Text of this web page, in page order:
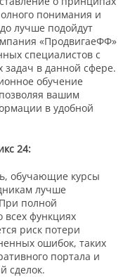
понимания и
лучше подойдут
«ПродвигаеФФ»
специалистов с
в данной сфере.
обучение
вашим
в удобной
24:
обучающие курсы
лучше
полной
всех функциях
риск потери
ошибок, таких
портала и
сделок.